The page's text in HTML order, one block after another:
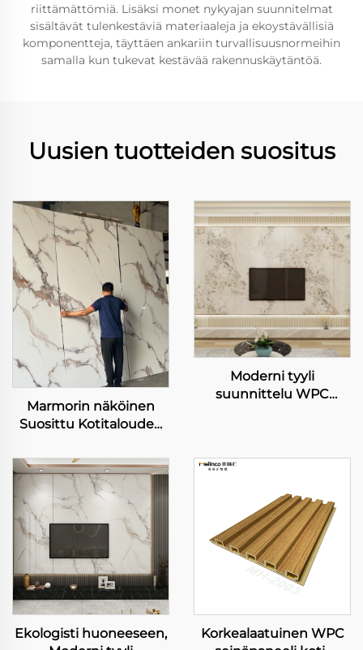
riittämättömiä. Lisäksi monet nykyajan suunnitelmat
sisältävät tulenkestäviä materiaaleja ja ekoystävällisiä
komponentteja, täyttäen ankariin turvallisuusnormeihin
samalla kun tukevat kestävää rakennuskäytäntöä.
Uusien tuotteiden suositus
Marmorin näköinen
Suosittu Kotitalouden
Korkean Kirkkaan
Vaikutuksen
Tekstuurinen PET-
Elokuva WPC-
Seinapaneelit Kiinteät
Paneelit
Moderni tyyli
suunnittelu WPC
huoneeseen TV tausta
Ekologisti huoneeseen,
Korkealaatuinen WPC